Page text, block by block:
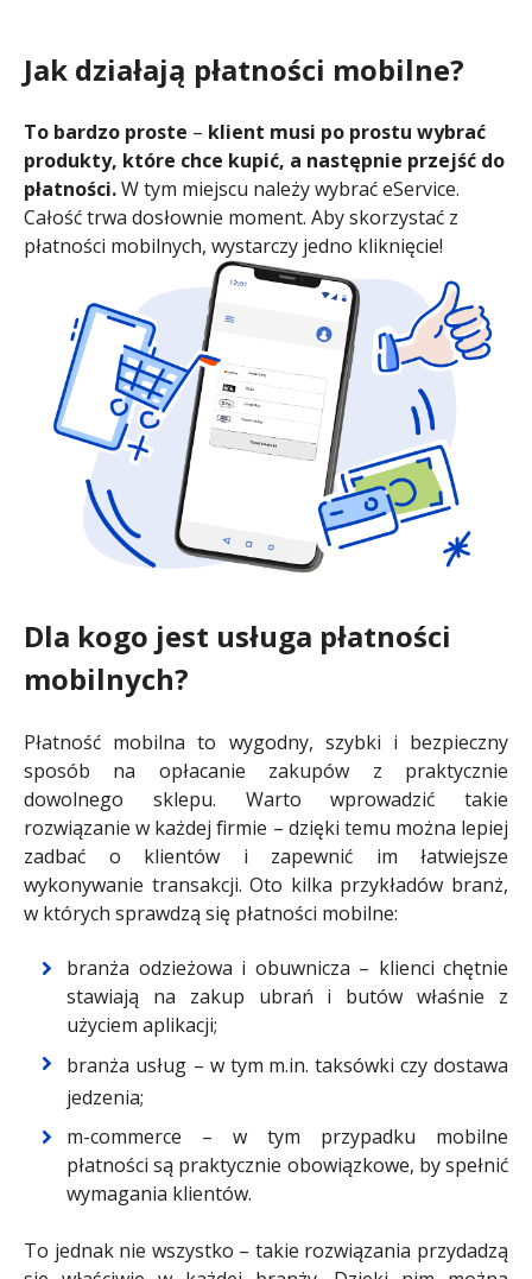
Jak działają płatności mobilne?
To bardzo proste – klient musi po prostu wybrać
produkty, które chce kupić, a następnie przejść do
płatności.W tym miejscu należy wybrać eService.
Całość trwa dosłownie moment. Aby skorzystać z
płatności mobilnych, wystarczy jedno kliknięcie!
Dla kogo jest usługa płatności
mobilnych?
Płatność mobilna to wygodny, szybki i bezpieczny
sposób na opłacanie zakupów z praktycznie
dowolnego sklepu. Warto wprowadzić takie
rozwiązanie w każdej firmie – dzięki temu można lepiej
zadbać o klientów i zapewnić im łatwiejsze
wykonywanie transakcji. Oto kilka przykładów branż,
w których sprawdzą się płatności mobilne:
branża odzieżowa i obuwnicza – klienci chętnie
stawiają na zakup ubrań i butów właśnie z
użyciem aplikacji;
branża usług – w tym m.in. taksówki czy dostawa
jedzenia;
m-commerce – w tym przypadku mobilne
płatności są praktycznie obowiązkowe, by spełnić
wymagania klientów.
To jednak nie wszystko – takie rozwiązania przydadzą